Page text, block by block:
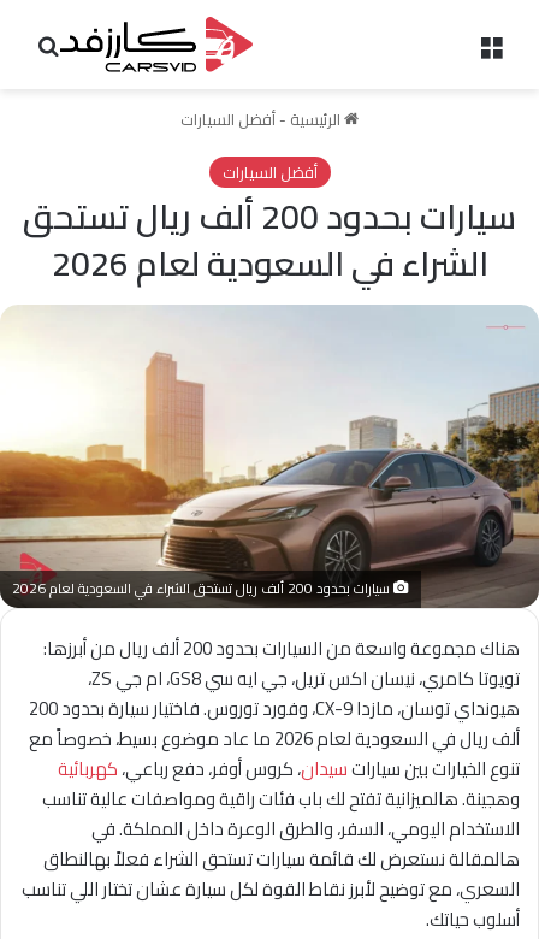
الرئيسية -أفضل السيارات
أفضل السيارات
سيارات بحدود 200 ألف ريال تستحق
الشراء في السعودية لعام 2026
سيارات بحدود 200 ألف ريال تستحق الشراء في السعودية لعام 2026
هناك مجموعة واسعة من السيارات بحدود 200 ألف ريال من أبرزها:
تويوتا كامري، نيسان اكس تريل، جي ايه سي GS8، ام جي ZS،
هيونداي توسان، مازدا CX-9، وفورد توروس. فاختيار سيارة بحدود 200
ألف ريال في السعودية لعام 2026 ما عاد موضوع بسيط، خصوصاً مع
تنوع الخيارات بين سياراتسيدان، كروس أوفر، دفع رباعي،كهربائية
وهجينة. هالميزانية تفتح لك باب فئات راقية ومواصفات عالية تناسب
الاستخدام اليومي، السفر، والطرق الوعرة داخل المملكة. في
هالمقالة نستعرض لك قائمة سيارات تستحق الشراء فعلاً بهالنطاق
السعري، مع توضيح لأبرز نقاط القوة لكل سيارة عشان تختار اللي تناسب
أسلوب حياتك.